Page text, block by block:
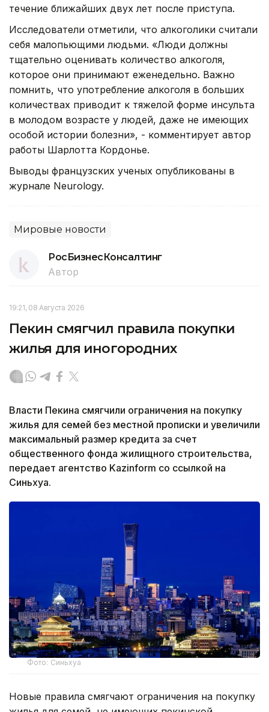
течение ближайших двух лет после приступа.
Исследователи отметили, что алкоголики считали
себя малопьющими людьми. «Люди должны
тщательно оценивать количество алкоголя,
которое они принимают еженедельно. Важно
помнить, что употребление алкоголя в больших
количествах приводит к тяжелой форме инсульта
в молодом возрасте у людей, даже не имеющих
особой истории болезни», - комментирует автор
работы Шарлотта Кордонье.
Выводы французских ученых опубликованы в
журнале Neurology.
Мировые новости
РосБизнесКонсалтинг
Автор
19:21, 08 Августа 2026
Пекин смягчил правила покупки
жилья для иногородних
Власти Пекина смягчили ограничения на покупку
жилья для семей без местной прописки и увеличили
максимальный размер кредита за счет
общественного фонда жилищного строительства,
передает агентство Kazinform со ссылкой на
Синьхуа.
Фото: Синьхуа
Новые правила смягчают ограничения на покупку